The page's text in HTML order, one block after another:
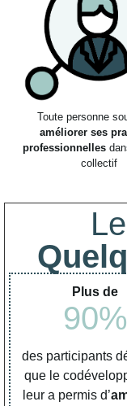
Toute personne
améliorer ses
professionnelles
collectif
Plus de
90%
des participants
que le
leur a permis d’